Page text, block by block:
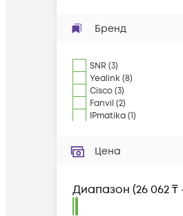
Бренд
SNR (3)
Yealink(8)
Cisco(3)
Fanvil (2)
IPmatika(1)
Цена
Диапазон (26 062 ₸